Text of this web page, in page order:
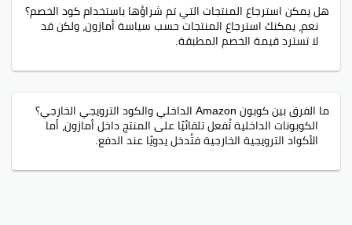
هل يمكن استرجاع المنتجات التي تم شراؤها باستخدام كود الخصم؟
نعم، يمكنك استرجاع المنتجات حسب سياسة أمازون، ولكن قد
لا تسترد قيمة الخصم المطبقة.
ما الفرق بين كوبون Amazon الداخلي والكود الترويجي الخارجي؟
الكوبونات الداخلية تُفعل تلقائيًا على المنتج داخل أمازون، أما
الأكواد الترويجية الخارجية فتُدخل يدويًا عند الدفع.